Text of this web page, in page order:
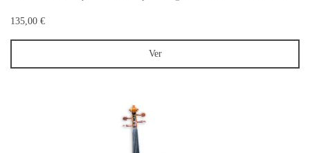
135,00 €
Ver